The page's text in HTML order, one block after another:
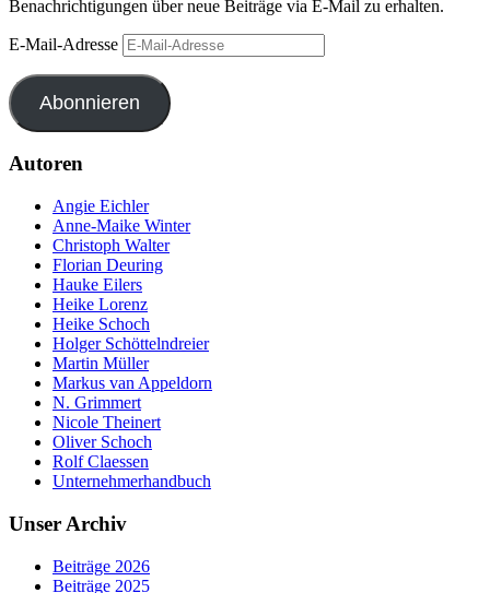
Benachrichtigungen über neue Beiträge via E-Mail zu erhalten.
E-Mail-Adresse
Abonnieren
Autoren
Angie Eichler
Anne-Maike Winter
Christoph Walter
Florian Deuring
Hauke Eilers
Heike Lorenz
Heike Schoch
Holger Schöttelndreier
Martin Müller
Markus van Appeldorn
N. Grimmert
Nicole Theinert
Oliver Schoch
Rolf Claessen
Unternehmerhandbuch
Unser Archiv
Beiträge 2026
Beiträge 2025